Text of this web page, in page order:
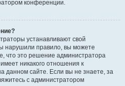
конференции.
устанавливают свой
нарушили правило, вы можете
что это решение администратора
никакого отношения к
данном сайте. Если вы не знаете, за
с администратором